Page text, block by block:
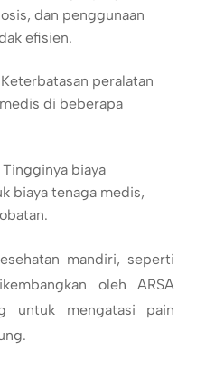
dan penggunaan
efisien.
peralatan
di beberapa
biaya
biaya tenaga medis,
mandiri, seperti
oleh ARSA
untuk mengatasi pain